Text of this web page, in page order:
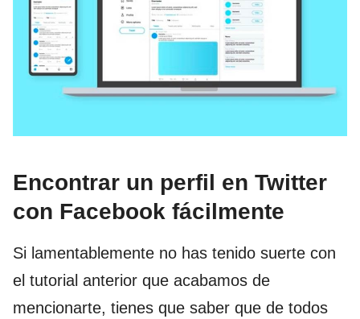
Encontrar un perfil en Twitter
con Facebook fácilmente
Si lamentablemente no has tenido suerte con
el tutorial anterior que acabamos de
mencionarte, tienes que saber que de todos